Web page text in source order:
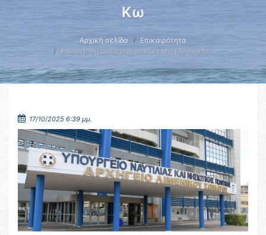
Κω
Αρχική σελίδα
Επικαιρότητα
Συνάντηση αντιπροσωπειών της Ελληνικής …
17/10/2025 6:39 μμ.